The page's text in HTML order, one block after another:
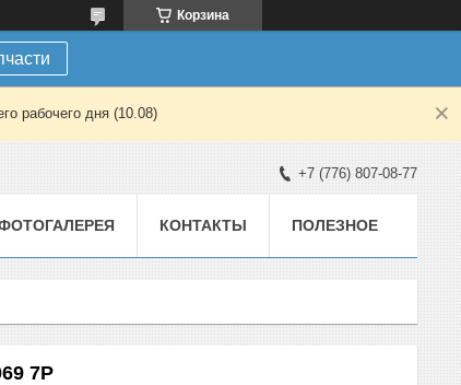
Корзина
рабочего дня (10.08)
+7 (776) 807-08-77
КОНТАКТЫ ПОЛЕЗНОЕ
7P